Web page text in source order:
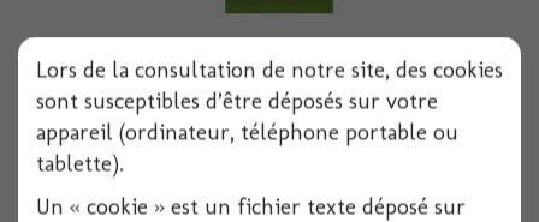
Centre de table arbre feerique 20cmx22.5cm
Lors de la consultation de notre site, des cookies
sont susceptibles d’être déposés sur votre
appareil (ordinateur, téléphone portable ou
tablette).
Un « cookie » est un fichier texte déposé sur